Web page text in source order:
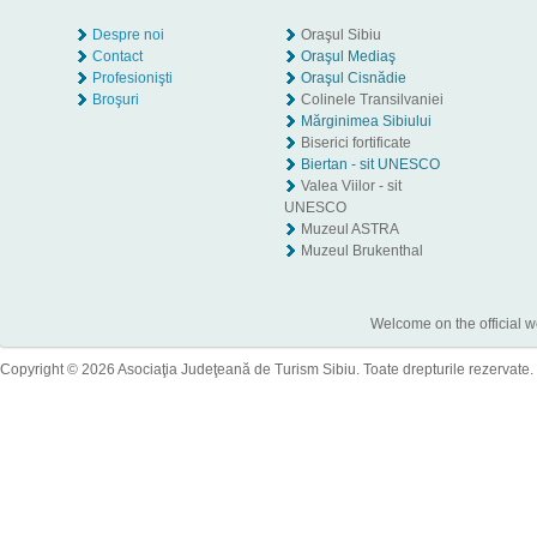
Despre noi
Contact
Profesionişti
Broşuri
Oraşul Sibiu
Oraşul Mediaş
Oraşul Cisnădie
Colinele Transilvaniei
Mărginimea Sibiului
Biserici fortificate
Biertan - sit UNESCO
Valea Viilor - sit
UNESCO
Muzeul ASTRA
Muzeul Brukenthal
Welcome on the official
Copyright © 2026 Asociaţia Judeţeană de Turism Sibiu. Toate drepturile rezervate.